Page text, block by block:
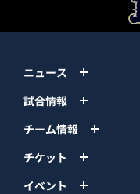
ニュース
試合情報
チーム情報
チケット
イベント